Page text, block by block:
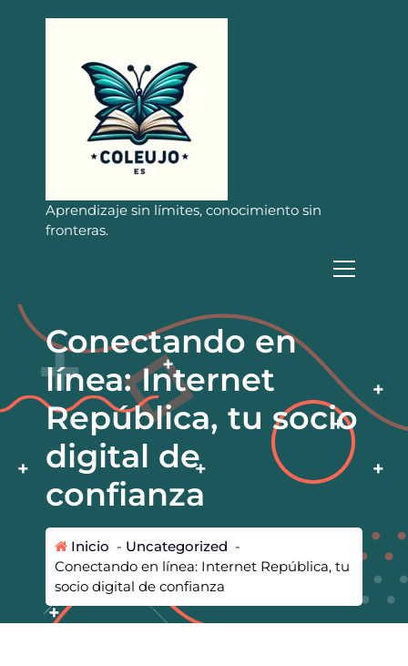
Aprendizaje sin límites, conocimiento sin
fronteras.
Conectando en
línea: Internet
República, tu socio
digital de
confianza
Inicio - Uncategorized -
Conectando en línea: Internet República, tu
socio digital de confianza